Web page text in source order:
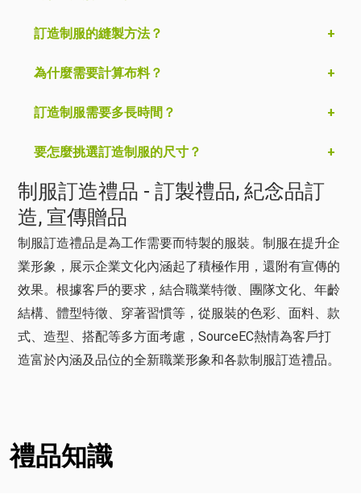
訂造制服的縫製方法？
為什麼需要計算布料？
訂造制服需要多長時間？
要怎麼挑選訂造制服的尺寸？
制服訂造禮品 - 訂製禮品, 紀念品訂
造, 宣傳贈品
制服訂造禮品是為工作需要而特製的服裝。制服在提升企
業形象，展示企業文化內涵起了積極作用，還附有宣傳的
效果。根據客戶的要求，結合職業特徵、團隊文化、年齡
結構、體型特徵、穿著習慣等，從服裝的色彩、面料、款
式、造型、搭配等多方面考慮，SourceEC熱情為客戶打
造富於內涵及品位的全新職業形象和各款制服訂造禮品。
禮品知識